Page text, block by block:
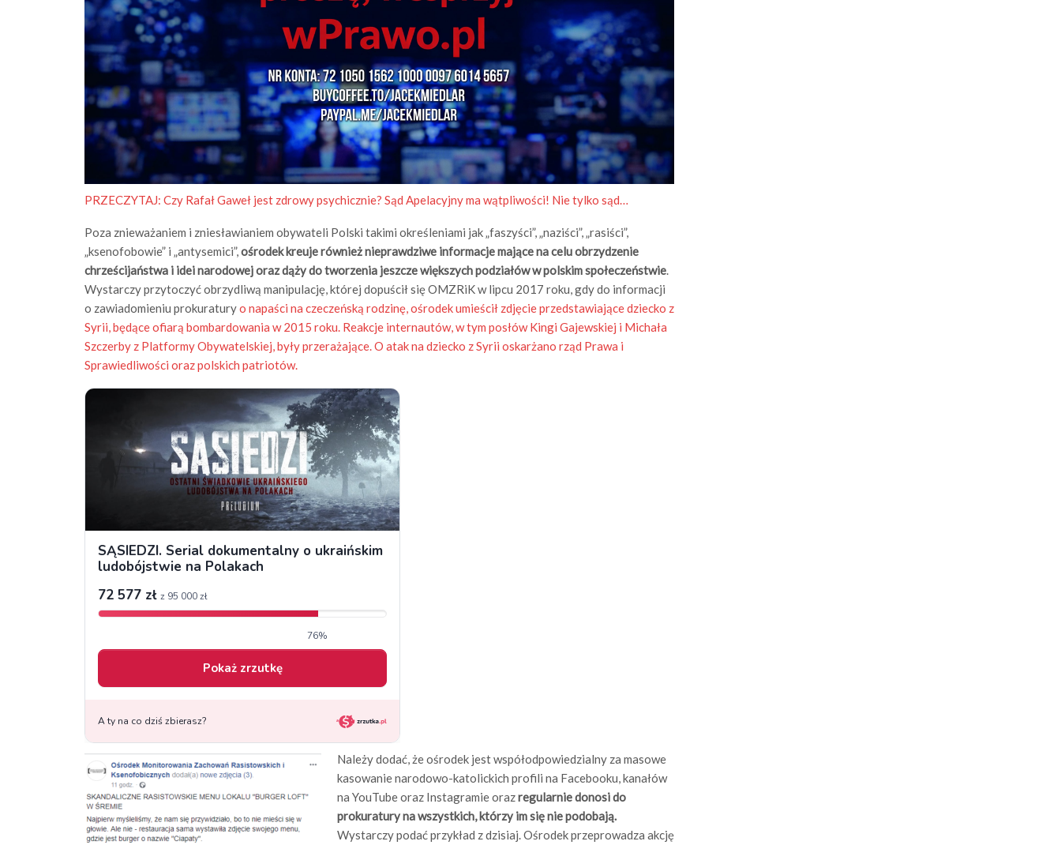
PRZECZYTAJ: Czy Rafał Gaweł jest zdrowy psychicznie? Sąd Apelacyjny ma wątpliwości! Nie tylko sąd…
Poza znieważaniem i zniesławianiem obywateli Polski takimi określeniami jak „faszyści”, „naziści”, „rasiści”,
„ksenofobowie” i „antysemici”,ośrodek kreuje również nieprawdziwe informacje mające na celu obrzydzenie
chrześcijaństwa i idei narodowej oraz dąży do tworzenia jeszcze większych podziałów w polskim społeczeństwie.
Wystarczy przytoczyć obrzydliwą manipulację, której dopuścił się OMZRiK w lipcu 2017 roku, gdy do informacji
o zawiadomieniu prokuraturyo napaści na czeczeńską rodzinę, ośrodek umieścił zdjęcie przedstawiające dziecko z
Syrii, będące ofiarą bombardowania w 2015 roku. Reakcje internautów, w tym posłów Kingi Gajewskiej i Michała
Szczerby z Platformy Obywatelskiej, były przerażające. O atak na dziecko z Syrii oskarżano rząd Prawa i
Sprawiedliwości oraz polskich patriotów.
Należy dodać, że ośrodek jest współodpowiedzialny za masowe
kasowanie narodowo-katolickich profili na Facebooku, kanałów
na YouTube oraz Instagramie orazregularnie donosi do
prokuratury na wszystkich, którzy im się nie podobają.
Wystarczy podać przykład z dzisiaj. Ośrodek przeprowadza akcję